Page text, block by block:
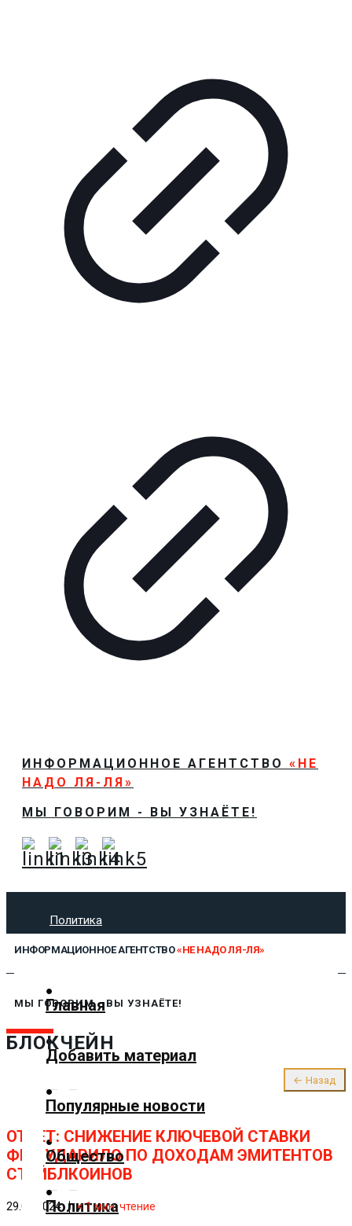
ИНФОРМАЦИОННОЕ АГЕНТСТВО «НЕ
НАДО ЛЯ-ЛЯ»
МЫ ГОВОРИМ - ВЫ УЗНАЁТЕ!
Политика
Технологии
Предложить новость
О нас
✕
Главная
Добавить
материал
ИНФОРМАЦИОННОЕ АГЕНТСТВО«НЕ НАДО ЛЯ-ЛЯ»
Главная
Добавить материал
Популярные новости
Общество
Политика
МЫ ГОВОРИМ - ВЫ УЗНАЁТЕ!
БЛОКЧЕЙН
← Назад
ОТЧЕТ: СНИЖЕНИЕ КЛЮЧЕВОЙ СТАВКИ
ФРС УДАРИЛО ПО ДОХОДАМ ЭМИТЕНТОВ
СТЕЙБЛКОИНОВ
29.09.2024 < 1мин. чтение